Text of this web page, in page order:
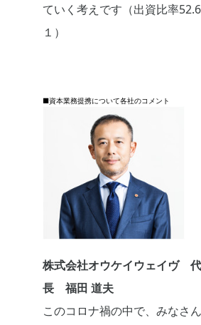
ていく考えです（出資比率
１）
■資本業務提携について各社のコメント
株式会社オウケイウェイヴ
長 福田 道夫
このコロナ禍の中で、みなさ